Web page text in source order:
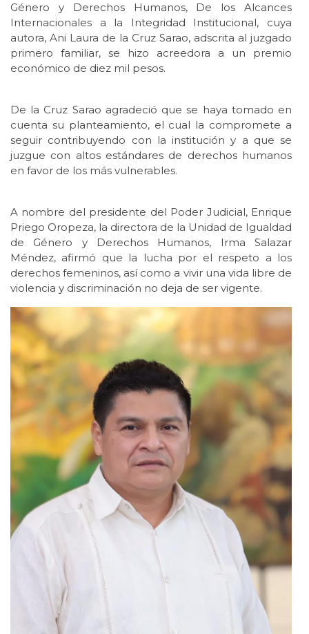
Género y Derechos Humanos, De los Alcances
Internacionales a la Integridad Institucional, cuya
autora, Ani Laura de la Cruz Sarao, adscrita al juzgado
primero familiar, se hizo acreedora a un premio
económico de diez mil pesos.
De la Cruz Sarao agradeció que se haya tomado en
cuenta su planteamiento, el cual la compromete a
seguir contribuyendo con la institución y a que se
juzgue con altos estándares de derechos humanos
en favor de los más vulnerables.
A nombre del presidente del Poder Judicial, Enrique
Priego Oropeza, la directora de la Unidad de Igualdad
de Género y Derechos Humanos, Irma Salazar
Méndez, afirmó que la lucha por el respeto a los
derechos femeninos, así como a vivir una vida libre de
violencia y discriminación no deja de ser vigente.